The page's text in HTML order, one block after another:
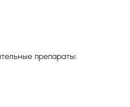
препараты: